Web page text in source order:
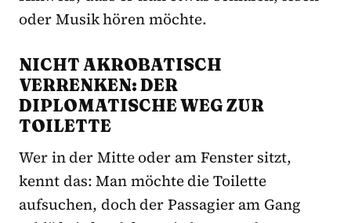
oder Musik hören möchte.
NICHT AKROBATISCH
VERRENKEN: DER
DIPLOMATISCHE WEG ZUR
TOILETTE
Wer in der Mitte oder am Fenster sitzt,
kennt das: Man möchte die Toilette
aufsuchen, doch der Passagier am Gang